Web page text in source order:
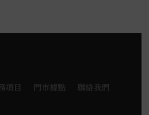
項目 門市據點 聯絡我們